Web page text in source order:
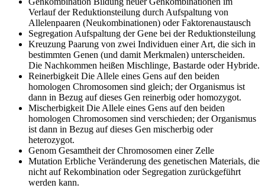
Verlauf der Reduktionsteilung durch Aufspaltung von
Allelenpaaren (Neukombinationen) oder Faktorenaustausch
Segregation Aufspaltung der Gene bei der Reduktionsteilung
Kreuzung Paarung von zwei Individuen einer Art, die sich in
bestimmten Genen (und damit Merkmalen) unterscheiden.
Die Nachkommen heißen Mischlinge, Bastarde oder Hybride.
Reinerbigkeit Die Allele eines Gens auf den beiden
homologen Chromosomen sind gleich; der Organismus ist
dann in Bezug auf dieses Gen reinerbig oder homozygot.
Mischerbigkeit Die Allele eines Gens auf den beiden
homologen Chromosomen sind verschieden; der Organismus
ist dann in Bezug auf dieses Gen mischerbig oder
heterozygot.
Genom Gesamtheit der Chromosomen einer Zelle
Mutation Erbliche Veränderung des genetischen Materials, die
nicht auf Rekombination oder Segregation zurückgeführt
werden kann.